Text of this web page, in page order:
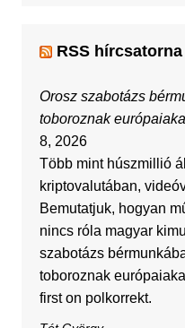
RSS hírcsatorna
Orosz szabotázs
toboroznak
8, 2026
Több mint húszmillió
kriptovalutában,
Bemutatjuk, hogyan
nincs róla magyar
szabotázs
toboroznak
first on polkorrekt.